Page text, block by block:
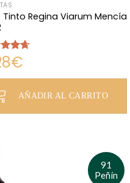
Tinto Regina Viarum Mencía
4.67€
AÑADIR AL CARRITO
91
Peñín